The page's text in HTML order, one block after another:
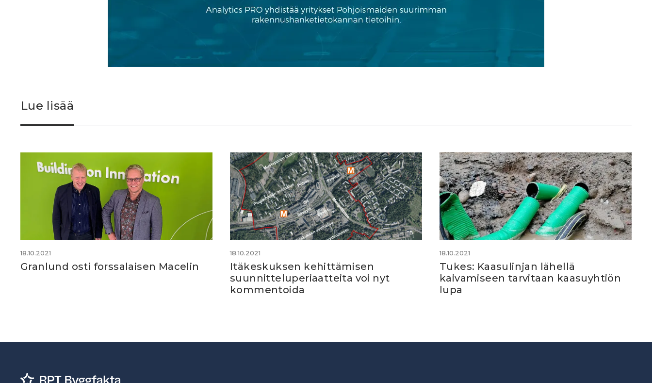
Lue lisää
18.10.2021
Granlund osti forssalaisen Macelin
18.10.2021
Itäkeskuksen kehittämisen
suunnitteluperiaatteita voi nyt
kommentoida
18.10.2021
Tukes: Kaasulinjan lähellä
kaivamiseen tarvitaan kaasuyhtiön
lupa